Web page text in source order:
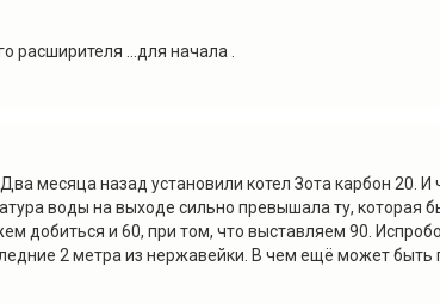
расширителя ...для начала .
месяца назад установили котел Зота карбон 20.
воды на выходе сильно превышала ту, которая
добиться и 60, при том, что выставляем 90.
2 метра из нержавейки. В чем ещё может быть